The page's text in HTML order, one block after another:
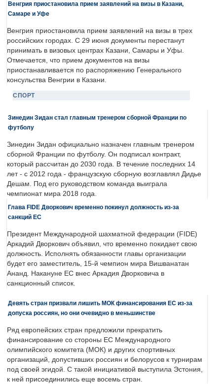
Венгрия приостановила прием заявлений на визы в Казани,
Самаре и Уфе
Венгрия приостановила прием заявлений на визы в трех
российских городах. С 29 июня документы перестанут
принимать в визовых центрах Казани, Самары и Уфы.
Отмечается, что прием документов на визы
приостанавливается по распоряжению Генерального
консульства Венгрии в Казани.
СПОРТ
Зинедин Зидан стал главным тренером сборной Франции по
футболу
Зинедин Зидан официально назначен главным тренером
сборной Франции по футболу. Он подписал контракт,
который рассчитан до 2030 года. В течение последних 14
лет - с 2012 года - французскую сборную возглавлял Дидье
Дешам. Под его руководством команда выиграла
чемпионат мира 2018 года.
Глава FIDE Дворкович временно покинул должность из-за
санкций ЕС
Президент Международной шахматной федерации (FIDE)
Аркадий Дворкович объявил, что временно покидает свою
должность. Исполнять обязанности главы организации
будет его заместитель, 15-й чемпион мира Вишванатан
Ананд. Накануне ЕС внес Аркадия Дворковича в
санкционный список.
Девять стран призвали лишить МОК финансирования ЕС из-за
допуска россиян, но они очевидно в меньшинстве
Ряд европейских стран предложили прекратить
финансирование со стороны ЕС Международного
олимпийского комитета (МОК) и других спортивных
организаций, допустивших россиян и белорусов к турнирам
под своей эгидой. С такой инициативой выступила Эстония,
к ней присоединились еще восемь стран.